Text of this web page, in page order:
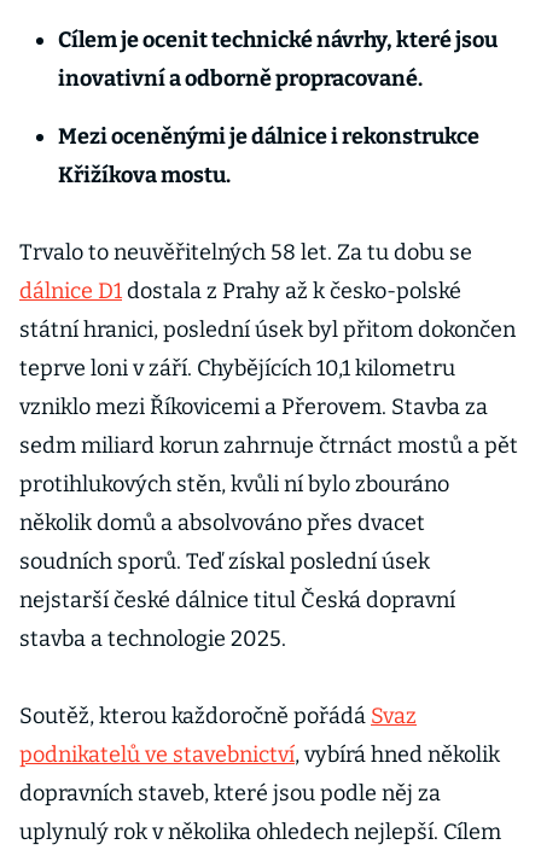
Cílem je ocenit technické návrhy, které jsou
inovativní a odborně propracované.
Mezi oceněnými je dálnice i rekonstrukce
Křižíkova mostu.
Trvalo to neuvěřitelných 58 let. Za tu dobu se
dálnice D1dostala z Prahy až k česko-polské
státní hranici, poslední úsek byl přitom dokončen
teprve loni v září. Chybějících 10,1 kilometru
vzniklo mezi Říkovicemi a Přerovem. Stavba za
sedm miliard korun zahrnuje čtrnáct mostů a pět
protihlukových stěn, kvůli ní bylo zbouráno
několik domů a absolvováno přes dvacet
soudních sporů. Teď získal poslední úsek
nejstarší české dálnice titul Česká dopravní
stavba a technologie 2025.
Soutěž, kterou každoročně pořádá Svaz
podnikatelů ve stavebnictví, vybírá hned několik
dopravních staveb, které jsou podle něj za
uplynulý rok v několika ohledech nejlepší. Cílem